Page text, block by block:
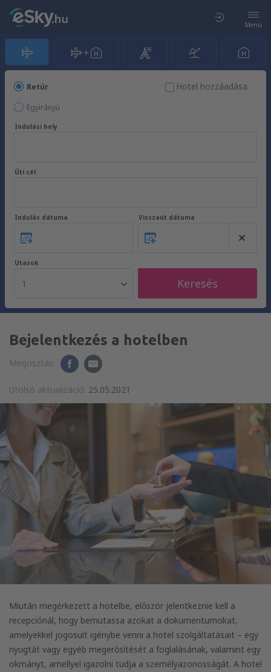
Menü
Retúr
Egyirányú
Hotel hozzáadása
Indulási hely
Úti cél
Indulás dátuma Visszaút dátuma
Utasok
1 Keresés
Bejelentkezés a hotelben
Megosztás:
Utolsó aktualizáció: 25.05.2021
Miután megérkezett a hotelbe, először jelentkeznie kell a
recepciónál, hogy bemutassa azokat a dokumentumokat,
amelyekkel jogosult igénybe venni a hotel szolgáltatásait – egy
nyugtát vagy egyéb megerősítését a foglalásának, valamint egy
okmányt, amellyel igazolni tudja a személyazonosságát. A hotel